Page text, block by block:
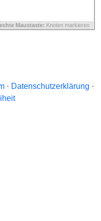
Maustaste: Knoten markieren
· Datenschutzerklärung ·